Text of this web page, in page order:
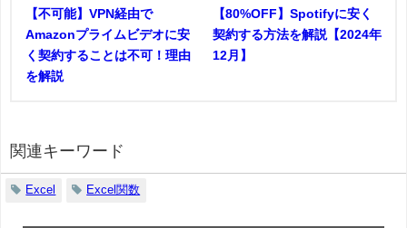
【不可能】VPN経由で
Amazonプライムビデオに安
く契約することは不可！理由
を解説
【80%OFF】Spotifyに安く
契約する方法を解説【2024年
12月】
関連キーワード
Excel Excel関数